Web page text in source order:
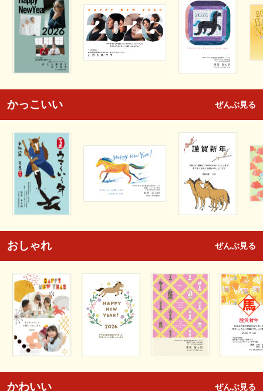
かっこいい ぜんぶ見る
おしゃれ ぜんぶ見る
かわいい ぜんぶ見る